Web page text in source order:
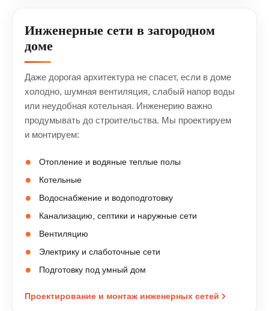
Инженерные сети в загородном
доме
Даже дорогая архитектура не спасет, если в доме
холодно, шумная вентиляция, слабый напор воды
или неудобная котельная. Инженерию важно
продумывать до строительства. Мы проектируем
и монтируем:
Отопление и водяные теплые полы
Котельные
Водоснабжение и водоподготовку
Канализацию, септики и наружные сети
Вентиляцию
Электрику и слаботочные сети
Подготовку под умный дом
Проектирование и монтаж инженерных сетей